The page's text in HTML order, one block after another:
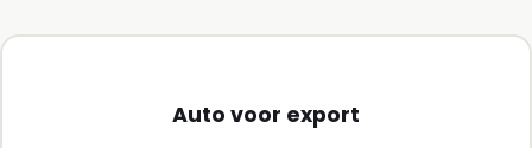
Auto voor export